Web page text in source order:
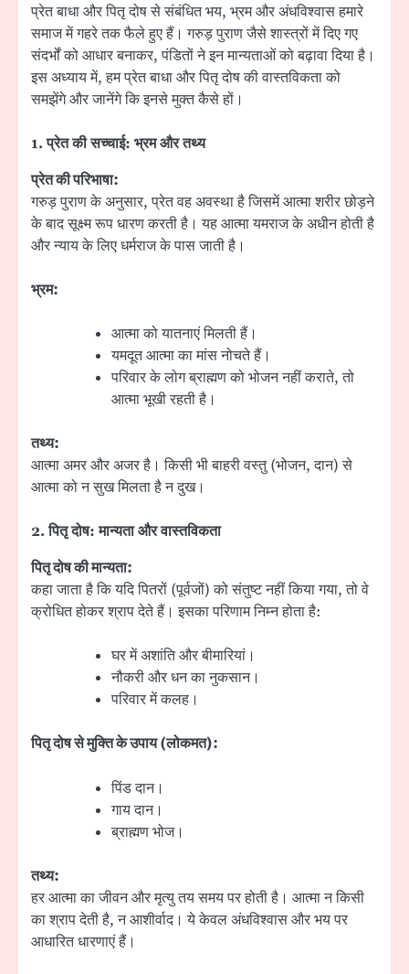
प्रेत बाधा और पितृ दोष से संबंधित भय, भ्रम और अंधविश्वास हमारे
समाज में गहरे तक फैले हुए हैं। गरुड़ पुराण जैसे शास्त्रों में दिए गए
संदर्भों को आधार बनाकर, पंडितों ने इन मान्यताओं को बढ़ावा दिया है।
इस अध्याय में, हम प्रेत बाधा और पितृ दोष की वास्तविकता को
समझेंगे और जानेंगे कि इनसे मुक्त कैसे हों।
1.प्रेत की सच्चाई: भ्रम और तथ्य
प्रेत की परिभाषा:
गरुड़ पुराण के अनुसार, प्रेत वह अवस्था है जिसमें आत्मा शरीर छोड़ने
के बाद सूक्ष्म रूप धारण करती है। यह आत्मा यमराज के अधीन होती है
और न्याय के लिए धर्मराज के पास जाती है।
भ्रम:
आत्मा को यातनाएं मिलती हैं।
यमदूत आत्मा का मांस नोचते हैं।
परिवार के लोग ब्राह्मण को भोजन नहीं कराते, तो
आत्मा भूखी रहती है।
तथ्य:
आत्मा अमर और अजर है। किसी भी बाहरी वस्तु (भोजन, दान) से
आत्मा को न सुख मिलता है न दुख।
2.पितृ दोष: मान्यता और वास्तविकता
पितृ दोष की मान्यता:
कहा जाता है कि यदि पितरों (पूर्वजों) को संतुष्ट नहीं किया गया, तो वे
क्रोधित होकर श्राप देते हैं। इसका परिणाम निम्न होता है:
घर में अशांति और बीमारियां।
नौकरी और धन का नुकसान।
परिवार में कलह।
पितृ दोष से मुक्ति के उपाय (लोकमत):
पिंड दान।
गाय दान।
ब्राह्मण भोज।
तथ्य:
हर आत्मा का जीवन और मृत्यु तय समय पर होती है। आत्मा न किसी
का श्राप देती है, न आशीर्वाद। ये केवल अंधविश्वास और भय पर
आधारित धारणाएं हैं।